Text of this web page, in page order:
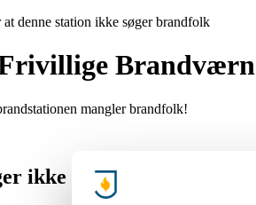
Brandværn
mangler brandfolk!
ikke lige nu..